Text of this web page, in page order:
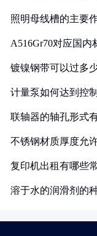
照明母线槽的主要
A516Gr70对应国
镀镍钢带可以过多
计量泵如何达到控
联轴器的轴孔形式
不锈钢材质厚度允
复印机出租有哪些
溶于水的润滑剂的